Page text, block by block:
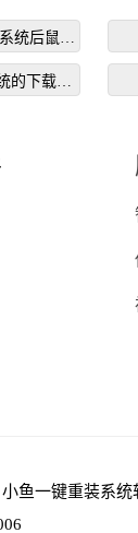
统后鼠标
的下载流
小鱼一键重装系统